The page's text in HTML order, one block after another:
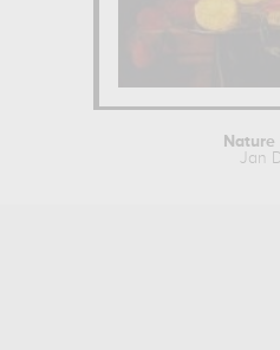
Jan